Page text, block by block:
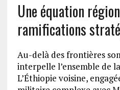
Une équation
ramifications
Au-delà des frontières
interpelle l’ensemble de
L’Éthiopie voisine,